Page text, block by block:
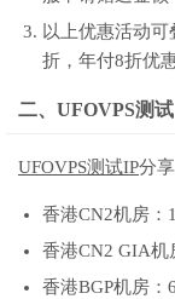
以上优惠活动
折，年付8折优
二、UFOVPS测试
UFOVPS测试IP分享
香港CN2机房：
香港CN2 GIA机
香港BGP机房：